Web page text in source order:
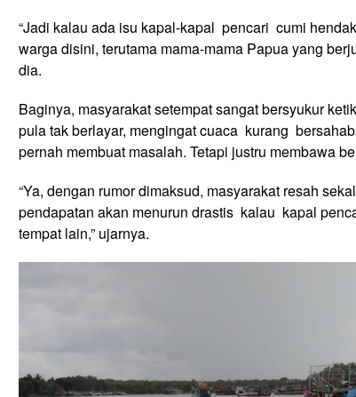
Y
o
n
e
s
‘
K
a
t
“Jadi kalau ada isu kapal-kapal pencari cumi
warga disini, terutama mama-mama Papua yang
dia.
Baginya, masyarakat setempat sangat bersyukur
pula tak berlayar, mengingat cuaca kurang
pernah membuat masalah. Tetapi justru membawa
“Ya, dengan rumor dimaksud, masyarakat resah
pendapatan akan menurun drastis kalau kapal
tempat lain,” ujarnya.